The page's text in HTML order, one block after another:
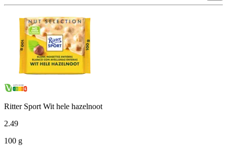
Ritter Sport Wit hele hazelnoot
2.49
100 g